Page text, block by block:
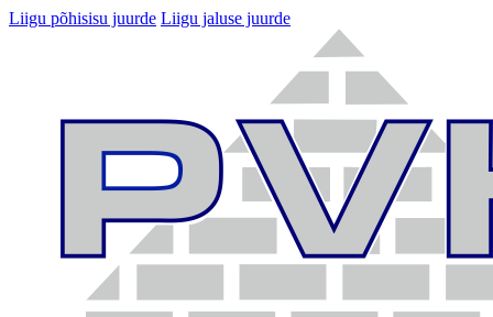
Liigu põhisisu juurde Liigu jaluse juurde